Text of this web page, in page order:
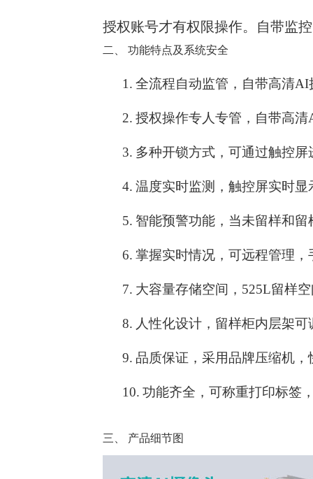
授权账号才有权限操作。自带监
二、 功能特点及系统安全
1. 全流程自动监管，自带高清
2. 授权操作专人专管，自带高
3. 多种开锁方式，可通过触控
4. 温度实时监测，触控屏实时
5. 智能预警功能，当未留样和
6. 掌握实时情况，可远程管理
7. 大容量存储空间，525L留样
8. 人性化设计，留样柜内层架
9. 品质保证，采用品牌压缩机
10. 功能齐全，可称重打印标签
三、 产品细节图